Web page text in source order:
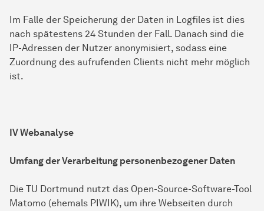
Im Falle der Speicherung der Daten in Logfiles ist dies
nach spätestens 24 Stunden der Fall. Danach sind die
IP-Adressen der Nutzer anonymisiert, sodass eine
Zuordnung des aufrufenden Clients nicht mehr möglich
ist.
IV Webanalyse
Umfang der Verarbeitung personenbezogener Daten
Die TU Dortmund nutzt das Open-Source-Software-Tool
Matomo (ehemals PIWIK), um ihre Webseiten durch